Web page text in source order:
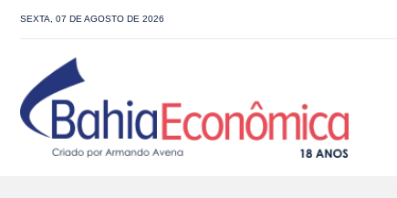
SEXTA, 07 DE AGOSTO DE 2026